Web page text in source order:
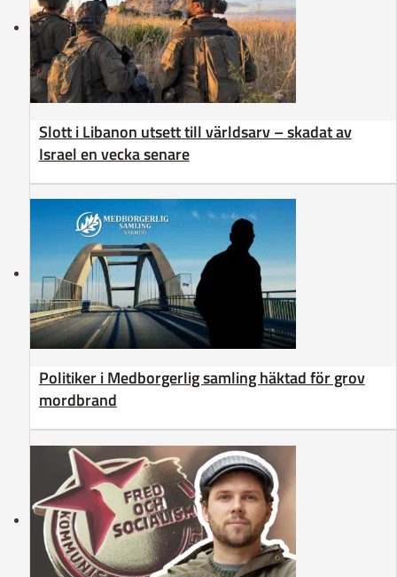
Slott i Libanon utsett till världsarv – skadat av
Israel en vecka senare
Politiker i Medborgerlig samling häktad för grov
mordbrand